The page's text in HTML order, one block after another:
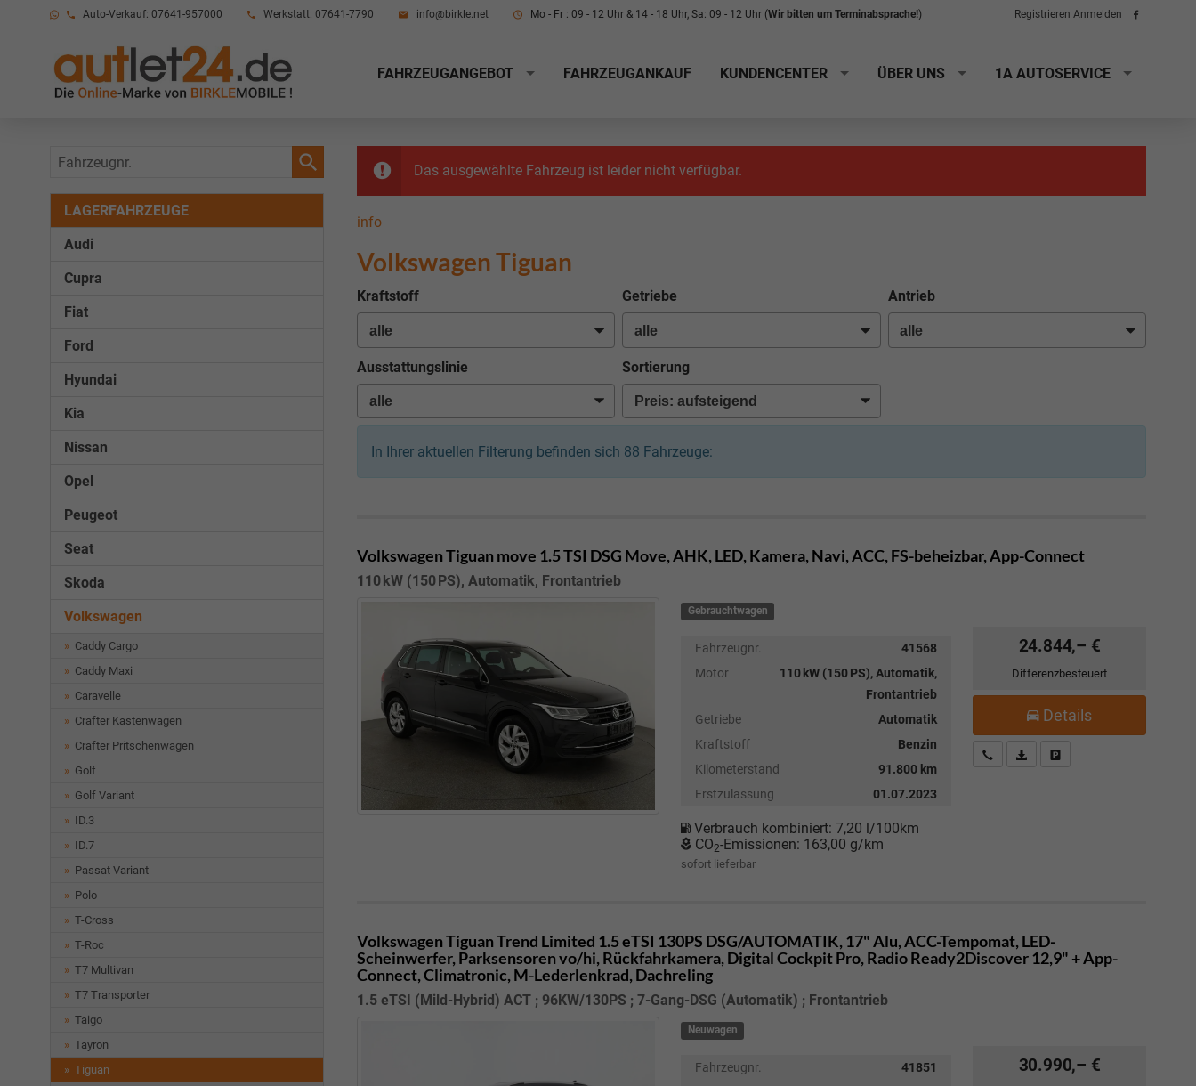
Auto-Verkauf: 07641-957000 Werkstatt: 07641-7790 info@birkle.net Mo - Fr : 09 - 12 Uhr & 14 - 18 Uhr, Sa: 09 - 12 Uhr (Wir bitten um Terminabsprache!) Registrieren Anmelden
Folge
FAHRZEUGANGEBOT FAHRZEUGANKAUF KUNDENCENTER ÜBER UNS 1A AUTOSERVICE
Das ausgewählte Fahrzeug ist leider nicht verfügbar.
info
Volkswagen Tiguan
Kraftstoff Getriebe Antrieb
Ausstattungslinie Sortierung
In Ihrer aktuellen Filterung befinden sich 88 Fahrzeuge:
Volkswagen Tiguanmove 1.5 TSI DSG Move, AHK, LED, Kamera, Navi, ACC, FS-beheizbar, App-Connect
110 kW (150 PS), Automatik, Frontantrieb
Gebrauchtwagen
Fahrzeugnr.
41568
Motor
110 kW (150 PS), Automatik,
Frontantrieb
Getriebe
Automatik
Kraftstoff
Benzin
Kilometerstand
91.800 km
Erstzulassung
01.07.2023
Verbrauch kombiniert:7,20 l/100km
CO2-Emissionen: 163,00 g/km
sofort lieferbar
24.844,– €
Differenzbesteuert
Details
Kostenloser Rückruf-Service
PDF-Datei, Fahrzeugexposé
Volkswagen TiguanTrend Limited 1.5 eTSI 130PS DSG/AUTOMATIK, 17" Alu, ACC-Tempomat, LED-
Scheinwerfer, Parksensoren vo/hi, Rückfahrkamera, Digital Cockpit Pro, Radio Ready2Discover 12,9" + App-
Connect, Climatronic, M-Lederlenkrad, Dachreling
1.5 eTSI (Mild-Hybrid) ACT ; 96KW/130PS ; 7-Gang-DSG (Automatik) ; Frontantrieb
Neuwagen
Fahrzeugnr.
41851
30.990,– €
Fahrzeugnr.
LAGERFAHRZEUGE
Audi
Cupra
Fiat
Ford
Hyundai
Kia
Nissan
Opel
Peugeot
Seat
Skoda
Volkswagen
Caddy Cargo
Caddy Maxi
Caravelle
Crafter Kastenwagen
Crafter Pritschenwagen
Golf
Golf Variant
ID.3
ID.7
Passat Variant
Polo
T-Cross
T-Roc
T7 Multivan
T7 Transporter
Taigo
Tayron
Tiguan